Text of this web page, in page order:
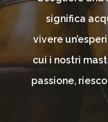
significa
vivere
cui i nostri
passione,